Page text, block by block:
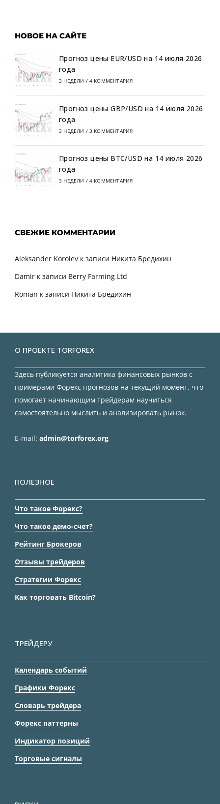
НОВОЕ НА САЙТЕ
Прогноз цены EUR/USD на 14 июля 2026
года
3 НЕДЕЛИ / 4 КОММЕНТАРИЯ
Прогноз цены GBP/USD на 14 июля 2026
года
3 НЕДЕЛИ / 3 КОММЕНТАРИЯ
Прогноз цены BTC/USD на 14 июля 2026
года
3 НЕДЕЛИ / 4 КОММЕНТАРИЯ
СВЕЖИЕ КОММЕНТАРИИ
Aleksander Korolev к записи Никита Бредихин
Damir к записи Berry Farming Ltd
Roman к записи Никита Бредихин
О ПРОЕКТЕ TORFOREX
Здесь публикуется аналитика финансовых рынков с
примерами Форекс прогнозов на текущий момент, что
помогает начинающим трейдерам научиться
самостоятельно мыслить и анализировать рынок.
E-mail: admin@torforex.org
ПОЛЕЗНОЕ
Что такое Форекс?
Что такое демо-счет?
Рейтинг Брокеров
Отзывы трейдеров
Стратегии Форекс
Как торговать Bitcoin?
ТРЕЙДЕРУ
Календарь событий
Графики Форекс
Словарь трейдера
Форекс паттерны
Индикатор позиций
Торговые сигналы